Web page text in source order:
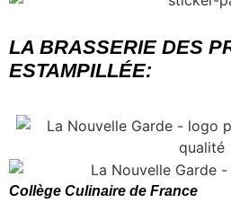
LA BRASSERIE DES
ESTAMPILLÉE:
Collège Culinaire de France